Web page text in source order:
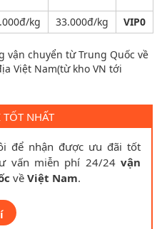
kg 33.000đ/kg VIP0
vận chuyển từ Trung Quốc về
Việt Nam(từ kho VN tới
NHẤT
để nhận được ưu đãi tốt
vấn miễn phí 24/24 vận
về Việt Nam.